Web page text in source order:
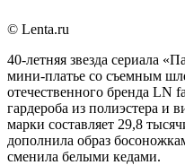
© Lenta.ru
40-летняя звезда сериала
мини-платье со съемным
отечественного бренда LN
гардероба из полиэстера и
марки составляет 29,8
дополнила образ
сменила белыми кедами.